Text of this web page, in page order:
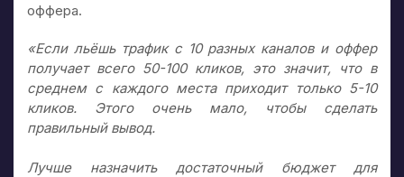
оффера.
«Если льёшь трафик с 10 разных каналов и оффер
получает всего 50-100 кликов, это значит, что в
среднем с каждого места приходит только 5-10
кликов. Этого очень мало, чтобы сделать
правильный вывод.
Лучше назначить достаточный бюджет для